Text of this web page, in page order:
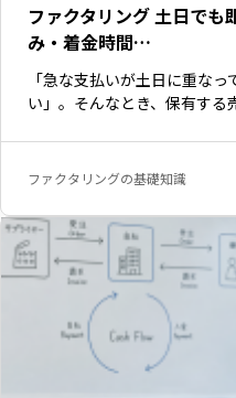
ファクタリング 土日で
み・着金時間…
「急な支払いが土日に重な
い」。そんなとき、保有す
ファクタリングの基礎知識